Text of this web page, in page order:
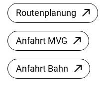
Routenplanung
Anfahrt MVG
Anfahrt Bahn